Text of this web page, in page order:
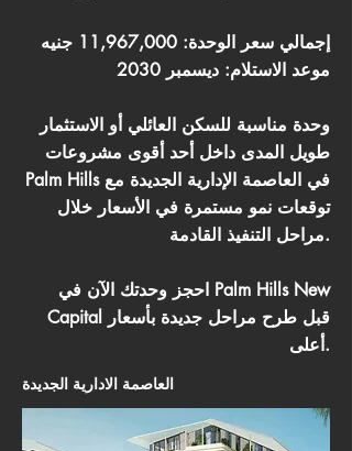
إجمالي سعر الوحدة: 11,967,000 جنيه
موعد الاستلام: ديسمبر 2030
وحدة مناسبة للسكن العائلي أو الاستثمار
طويل المدى داخل أحد أقوى مشروعات
Palm Hills في العاصمة الإدارية الجديدة مع
توقعات نمو مستمرة في الأسعار خلال
مراحل التنفيذ القادمة.
احجز وحدتك الآن في Palm Hills New
Capital قبل طرح مراحل جديدة بأسعار
أعلى.
العاصمة الادارية الجديدة